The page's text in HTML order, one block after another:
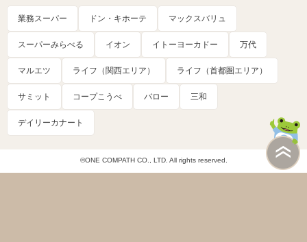
業務スーパー ドン・キホーテ マックスバリュ
スーパーみらべる イオン イトーヨーカドー 万代
マルエツ ライフ（関西エリア） ライフ（首都圏エリア）
サミット コープこうべ バロー 三和
デイリーカナート
©ONE COMPATH CO., LTD. All rights reserved.